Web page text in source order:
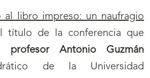
al libro impreso: un naufragio
título de la conferencia que
profesor Antonio Guzmán
de la Universidad